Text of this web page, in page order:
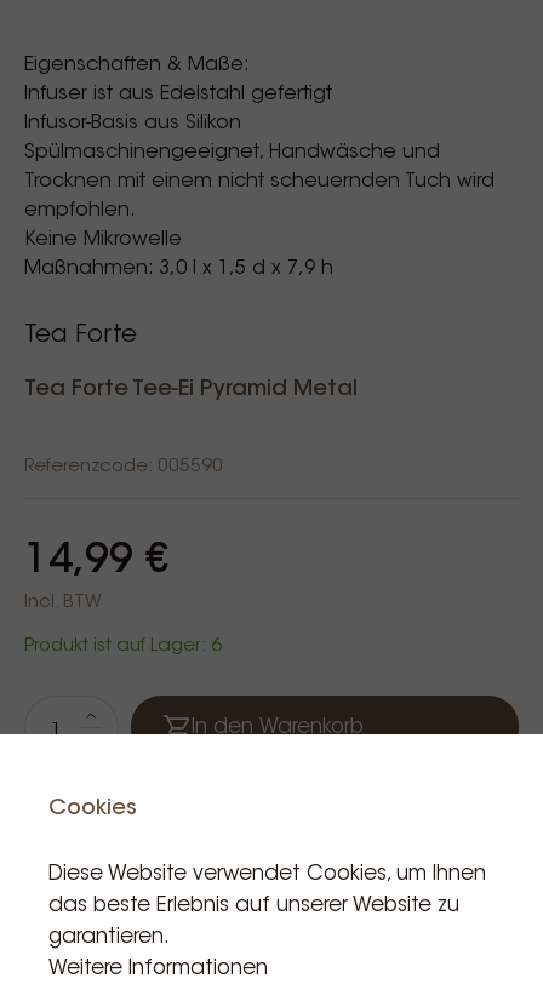
Eigenschaften & Maße:
Infuser ist aus Edelstahl gefertigt
Infusor-Basis aus Silikon
Spülmaschinengeeignet, Handwäsche und
Trocknen mit einem nicht scheuernden Tuch wird
empfohlen.
Keine Mikrowelle
Maßnahmen: 3,0 l x 1,5 d x 7,9 h
Tea Forte
Tea Forte Tee-Ei Pyramid Metal
Referenzcode: 005590
14,99 €
Incl. BTW
Produkt ist auf Lager: 6
In den Warenkorb
Cookies
Diese Website verwendet Cookies, um Ihnen
das beste Erlebnis auf unserer Website zu
garantieren.
Weitere Informationen